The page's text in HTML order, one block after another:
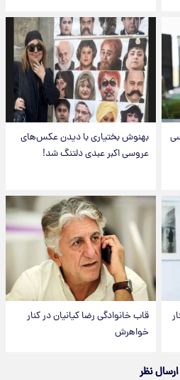
بهنوش بختیاری با دیدن عکس‌های
عروسی اکبر عبدی دلتنگ شد!
قاب خانوادگی رضا کیانیان در کنار
خواهرش
ارسال نظر